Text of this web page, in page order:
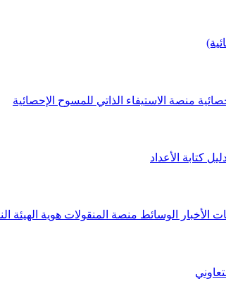
منصة الاستيفاء الذاتي للمسوح الإحصائية
كتابة الأعداد
الأخبار الوسائط منصة المنقولات هوية الهيئة